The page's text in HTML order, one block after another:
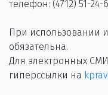
телефон: (4712) 51-24-
При использовании
обязательна.
Для электронных
гиперссылки на